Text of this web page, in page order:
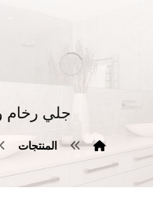
جلي رخام
المنتجات